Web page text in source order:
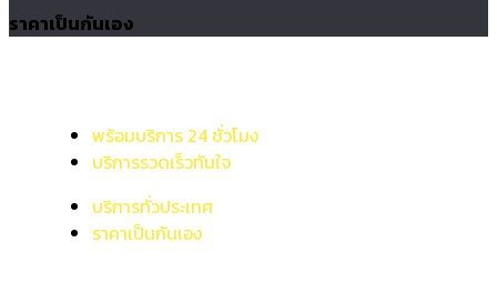
ราคาเป็นกันเอง
พร้อมบริการ 24 ชั่วโมง
บริการรวดเร็วทันใจ
บริการทั่วประเทศ
ราคาเป็นกันเอง